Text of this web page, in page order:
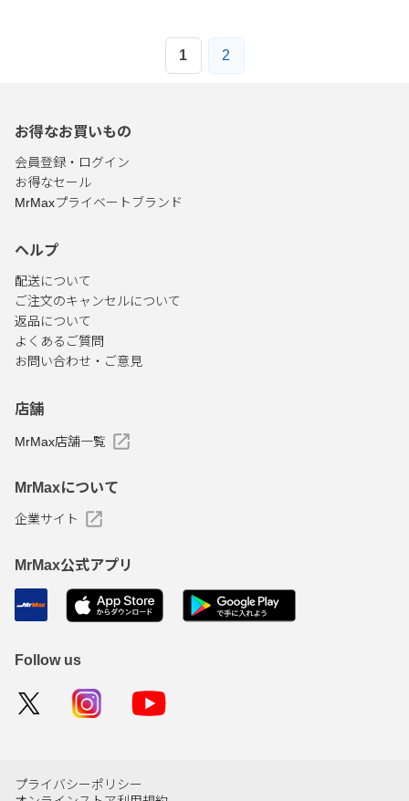
1 2
お得なお買いもの
会員登録・ログイン
お得なセール
MrMaxプライベートブランド
ヘルプ
配送について
ご注文のキャンセルについて
返品について
よくあるご質問
お問い合わせ・ご意見
店舗
MrMax店舗一覧
MrMaxについて
企業サイト
MrMax公式アプリ
Follow us
プライバシーポリシー